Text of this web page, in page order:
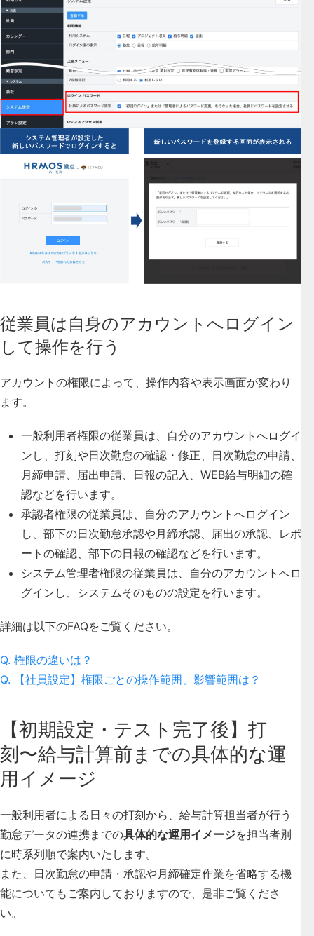
従業員は自身のアカウントへログイン
して操作を行う
アカウントの権限によって、操作内容や表示画面が変わり
ます。
一般利用者権限の従業員は、自分のアカウントへログイ
ンし、打刻や日次勤怠の確認・修正、日次勤怠の申請、
月締申請、届出申請、日報の記入、WEB給与明細の確
認などを行います。
承認者権限の従業員は、自分のアカウントへログイン
し、部下の日次勤怠承認や月締承認、届出の承認、レポ
ートの確認、部下の日報の確認などを行います。
システム管理者権限の従業員は、自分のアカウントへロ
グインし、システムそのものの設定を行います。
詳細は以下のFAQをご覧ください。
Q. 権限の違いは？
Q. 【社員設定】権限ごとの操作範囲、影響範囲は？
【初期設定・テスト完了後】打
刻〜給与計算前までの具体的な運
用イメージ
一般利用者による日々の打刻から、給与計算担当者が行う
勤怠データの連携までの具体的な運用イメージを担当者別
に時系列順で案内いたします。
また、 日次勤怠の申請・承認や月締確定作業を省略する機
能についてもご案内しておりますので、是非ご覧くださ
い。